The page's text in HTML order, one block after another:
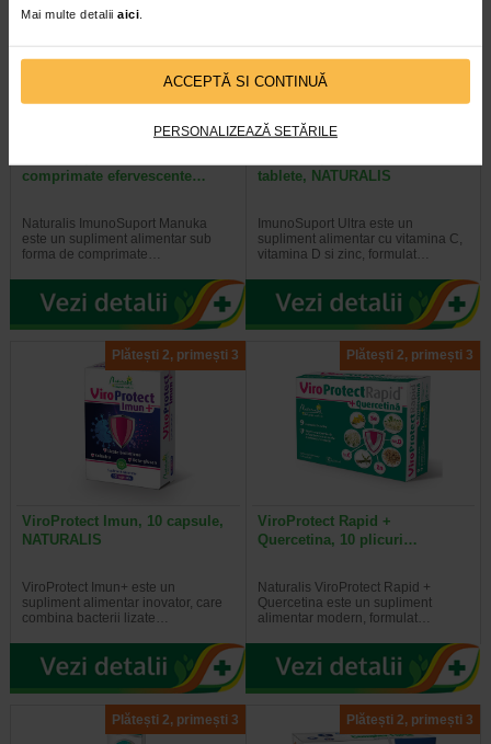
Mai multe detalii aici
ACCEPTĂ SI CONTINUĂ
PERSONALIZEAZĂ SETĂRILE
comprimate efervescente…
Naturalis ImunoSuport Manuka
este un supliment alimentar sub
forma de comprimate…
tablete, NATURALIS
ImunoSuport Ultra este un
supliment alimentar cu vitamina C,
vitamina D si zinc, formulat…
Plătești 2, primești 3
ViroProtect Imun, 10 capsule,
NATURALIS
ViroProtect Imun+ este un
supliment alimentar inovator, care
combina bacterii lizate…
Plătești 2, primești 3
ViroProtect Rapid +
Quercetina, 10 plicuri…
Naturalis ViroProtect Rapid +
Quercetina este un supliment
alimentar modern, formulat…
Plătești 2, primești 3 Plătești 2, primești 3